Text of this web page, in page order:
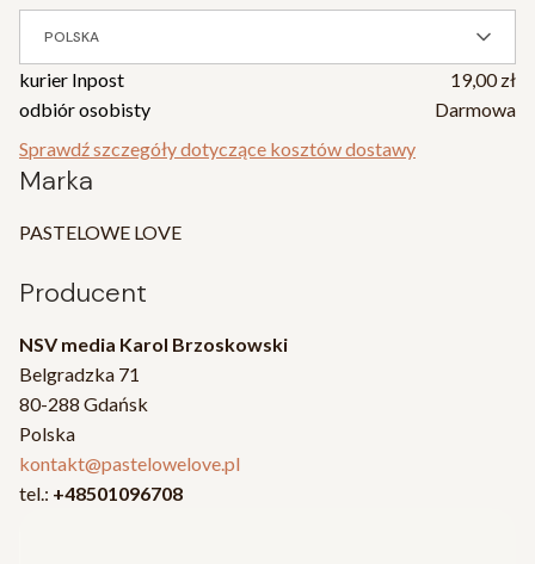
POLSKA
kurier Inpost
19,00 zł
odbiór osobisty
Darmowa
Sprawdź szczegóły dotyczące kosztów dostawy
Marka
PASTELOWE LOVE
Producent
NSV media Karol Brzoskowski
Belgradzka 71
80-288 Gdańsk
Polska
kontakt@pastelowelove.pl
tel.: +48501096708